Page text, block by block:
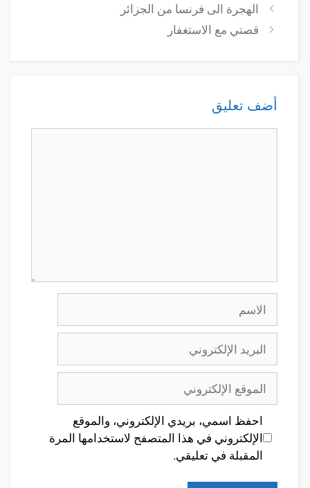
الهجرة الى فرنسا من الجزائر
قصتي مع الاستغفار
أضف تعليق
الاسم
البريد
الإلكتروني
الموقع
الإلكتروني
احفظ اسمي، بريدي الإلكتروني، والموقع
الإلكتروني في هذا المتصفح لاستخدامها المرة
المقبلة في تعليقي.